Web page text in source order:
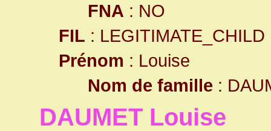
FNA : NO
FIL : LEGITIMATE_CHILD
Prénom : Louise
Nom de famille :
DAUMET Louise